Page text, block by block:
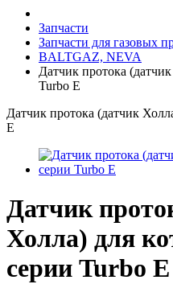
Запчасти
Запчасти для газовых
BALTGAZ, NEVA
Датчик протока
Turbo E
Датчик протока (датчик
E
Датчик
Холла) для
серии Turbo E